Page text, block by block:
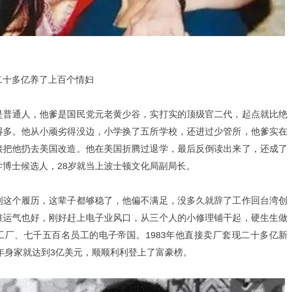
多亿养了上百个情妇
通人，他爹是国民党元老黄少谷，实打实的顶级官二代，起点就比绝
多。他从小顽劣得没边，小学换了五所学校，还进过少管所，他爹实在
他扔去美国改造。他在美国折腾过退学，最后反倒读出来了，还成了
士候选人，28岁就当上波士顿文化局副局长。
个履历，这辈子都够稳了，他偏不满足，没多久就辞了工作回台湾创
运气也好，刚好赶上电子业风口，从三个人的小修理铺干起，硬生生做
厂、七千五百名员工的电子帝国。1983年他直接卖厂套现二十多亿新
身家就达到3亿美元，顺顺利利登上了富豪榜。